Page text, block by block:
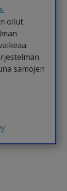
.
ollut
samojen